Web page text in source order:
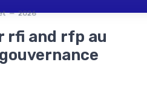
— 2026
rfi and rfp au